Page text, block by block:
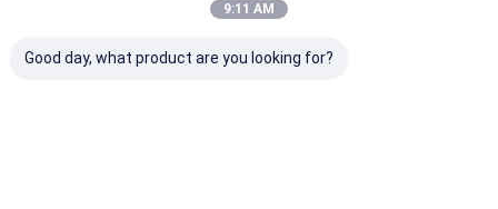
9:11 AM
Good day, what product are you looking for?